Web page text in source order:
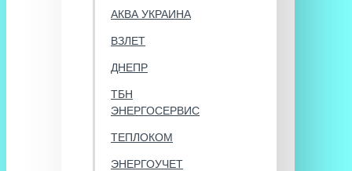
АКВА УКРАИНА
ВЗЛЕТ
ДНЕПР
ТБН
ЭНЕРГОСЕРВИС
ТЕПЛОКОМ
ЭНЕРГОУЧЕТ